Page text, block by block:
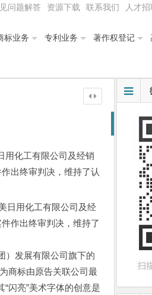
问题解答 资源下载 联系我们 人才
标业务 专利业务 著作权登记
用化工有限公司及经销
出终审判决，维持了认
日用化工有限公司及经
作出终审判决，维持了
）发展有限公司旗下的
商标由原告关联公司最
闪亮”美术字体的创意是